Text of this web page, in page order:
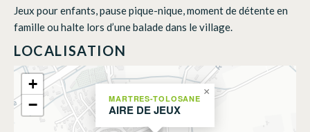
Jeux pour enfants, pause pique-nique, moment de détente en
famille ou halte lors d’une balade dans le village.
LOCALISATION
MARTRES-TOLOSANE
AIRE DE JEUX
×
+
−